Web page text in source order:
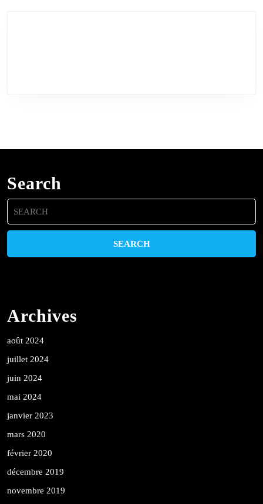
Search
Search
for:
Archives
août 2024
juillet 2024
juin 2024
mai 2024
janvier 2023
mars 2020
février 2020
décembre 2019
novembre 2019